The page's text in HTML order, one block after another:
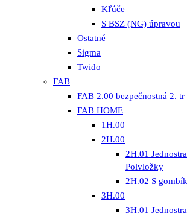
Kľúče
S BSZ (NG) úpravou
Ostatné
Sigma
Twido
FAB
FAB 2.00 bezpečnostná 2. tr
FAB HOME
1H.00
2H.00
2H.01
Polvložky
2H.02 S
3H.00
3H.01